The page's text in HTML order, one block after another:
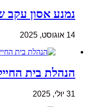
נמנע אסון עקב
14 אוגוסט, 2025
הנהלת בית
31 יולי, 2025